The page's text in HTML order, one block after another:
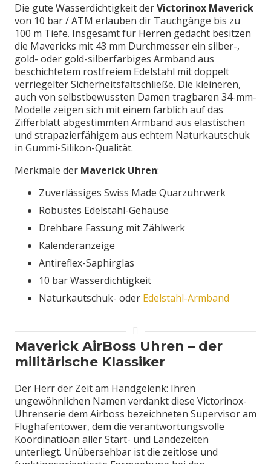
Die gute Wasserdichtigkeit derVictorinox Maverick
von 10 bar / ATM erlauben dir Tauchgänge bis zu
100 m Tiefe. Insgesamt für Herren gedacht besitzen
die Mavericks mit 43 mm Durchmesser ein silber-,
gold- oder gold-silberfarbiges Armband aus
beschichtetem rostfreiem Edelstahl mit doppelt
verriegelter Sicherheitsfaltschließe. Die kleineren,
auch von selbstbewussten Damen tragbaren 34-mm-
Modelle zeigen sich mit einem farblich auf das
Zifferblatt abgestimmten Armband aus elastischen
und strapazierfähigem aus echtem Naturkautschuk
in Gummi-Silikon-Qualität.
Merkmale der Maverick Uhren:
Zuverlässiges Swiss Made Quarzuhrwerk
Robustes Edelstahl-Gehäuse
Drehbare Fassung mit Zählwerk
Kalenderanzeige
Antireflex-Saphirglas
10 bar Wasserdichtigkeit
Naturkautschuk- oder Edelstahl-Armband
Maverick AirBoss Uhren – der
militärische Klassiker
Der Herr der Zeit am Handgelenk: Ihren
ungewöhnlichen Namen verdankt diese Victorinox-
Uhrenserie dem Airboss bezeichneten Supervisor am
Flughafentower, dem die verantwortungsvolle
Koordinatioan aller Start- und Landezeiten
unterliegt. Unübersehbar ist die zeitlose und